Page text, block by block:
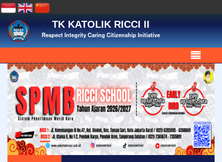
TK KATOLIK RICCI II
Respect Integrity Caring Citizenship Initiative